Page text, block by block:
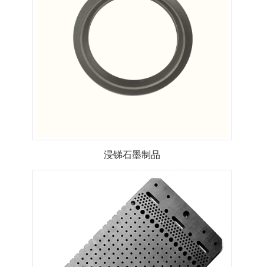
浸锑石墨制品